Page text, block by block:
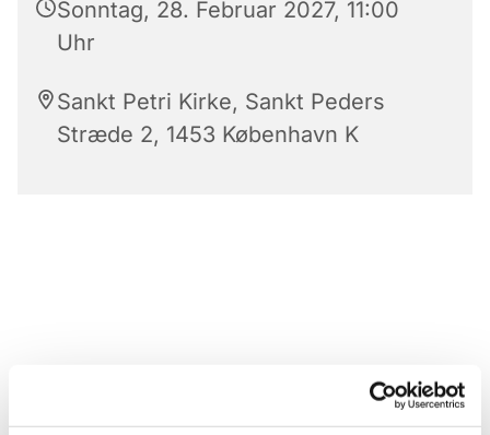
Sonntag, 28. Februar 2027, 11:00
Uhr
Sankt Petri Kirke, Sankt Peders
Stræde 2, 1453 København K